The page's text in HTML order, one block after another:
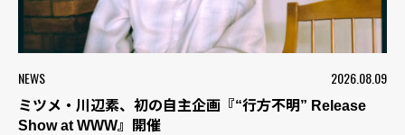
NEWS 2026.08.09
ミツメ・川辺素、初の自主企画『“行方不明” Release
Show at WWW』開催